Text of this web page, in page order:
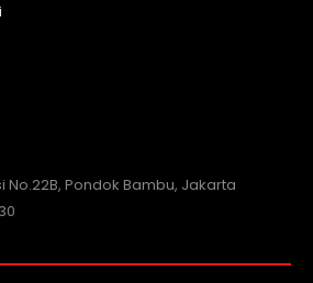
No.22B, Pondok Bambu, Jakarta